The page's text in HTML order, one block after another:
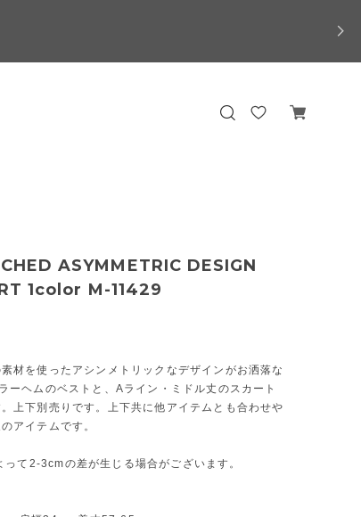
ASYMMETRIC DESIGN
1color M-11429
材を使ったアシンメトリックなデザインがお洒落な
ーヘムのベストと、Aライン・ミドル丈のスカート
上下別売りです。上下共に他アイテムとも合わせや
アイテムです。
て2-3cmの差が生じる場合がございます。